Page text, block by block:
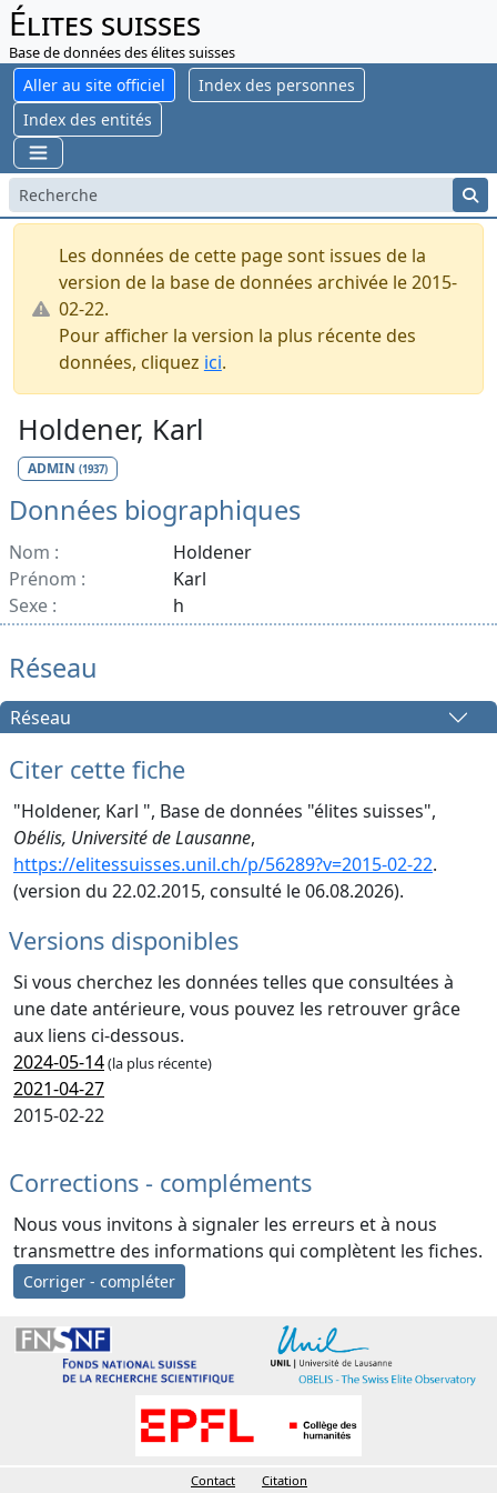
Élites suisses
Base de données des élites suisses
Aller au site officiel
Index des personnes
Index des entités
Les données de cette page sont issues de la
version de la base de données archivée le 2015-
02-22.
Pour afficher la version la plus récente des
données, cliquez ici.
Holdener, Karl
ADMIN (1937)
Données biographiques
Nom :
Holdener
Prénom :
Karl
Sexe :
h
Réseau
Réseau
Citer cette fiche
"Holdener, Karl ", Base de données "élites suisses",
Obélis, Université de Lausanne,
https://elitessuisses.unil.ch/p/56289?v=2015-02-22.
(version du 22.02.2015, consulté le 06.08.2026).
Versions disponibles
Si vous cherchez les données telles que consultées à
une date antérieure, vous pouvez les retrouver grâce
aux liens ci-dessous.
2024-05-14(la plus récente)
2021-04-27
2015-02-22
Corrections - compléments
Nous vous invitons à signaler les erreurs et à nous
transmettre des informations qui complètent les fiches.
Corriger - compléter
Contact Citation